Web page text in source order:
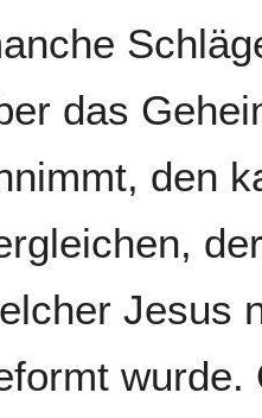
das
den
Jesus
wurde.